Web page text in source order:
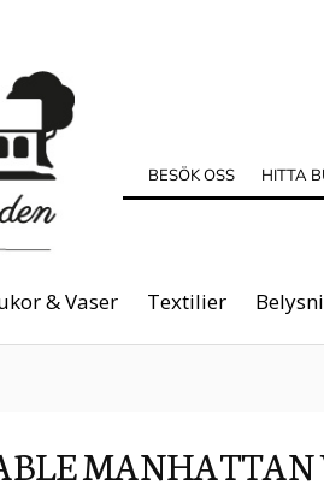
BESÖK OSS HITTA
& Vaser Textilier